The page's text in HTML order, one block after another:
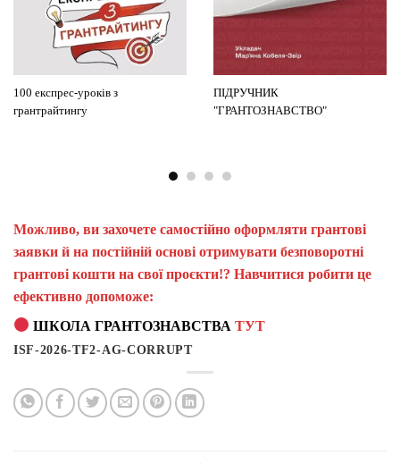
100 експрес-уроків з
грантрайтингу
ПІДРУЧНИК
"ГРАНТОЗНАВСТВО"
Можливо, ви захочете самостійно оформляти грантові
заявки й на постійній основі отримувати безповоротні
грантові кошти на свої проєкти!? Навчитися робити це
ефективно допоможе:
ШКОЛА ГРАНТОЗНАВСТВАТУТ
ISF-2026-TF2-AG-CORRUPT